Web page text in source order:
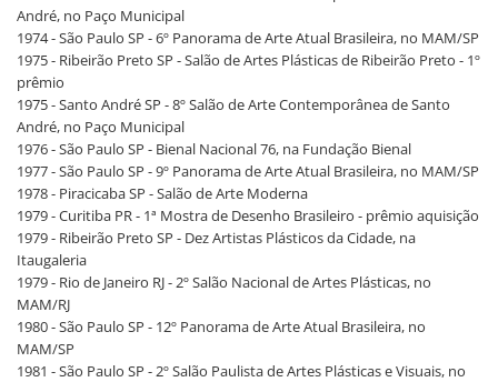
André, no Paço Municipal
1974 - São Paulo SP - 6º Panorama de Arte Atual Brasileira, no MAM/SP
1975 - Ribeirão Preto SP - Salão de Artes Plásticas de Ribeirão Preto - 1º
prêmio
1975 - Santo André SP - 8º Salão de Arte Contemporânea de Santo
André, no Paço Municipal
1976 - São Paulo SP - Bienal Nacional 76, na Fundação Bienal
1977 - São Paulo SP - 9º Panorama de Arte Atual Brasileira, no MAM/SP
1978 - Piracicaba SP - Salão de Arte Moderna
1979 - Curitiba PR - 1ª Mostra de Desenho Brasileiro - prêmio aquisição
1979 - Ribeirão Preto SP - Dez Artistas Plásticos da Cidade, na
Itaugaleria
1979 - Rio de Janeiro RJ - 2º Salão Nacional de Artes Plásticas, no
MAM/RJ
1980 - São Paulo SP - 12º Panorama de Arte Atual Brasileira, no
MAM/SP
1981 - São Paulo SP - 2º Salão Paulista de Artes Plásticas e Visuais, no